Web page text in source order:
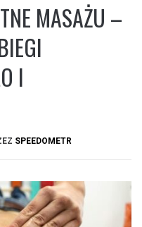
MASAŻU –
I
SPEEDOMETR